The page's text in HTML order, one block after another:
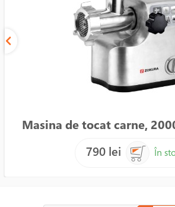
Masina de tocat carne,
790 lei
În